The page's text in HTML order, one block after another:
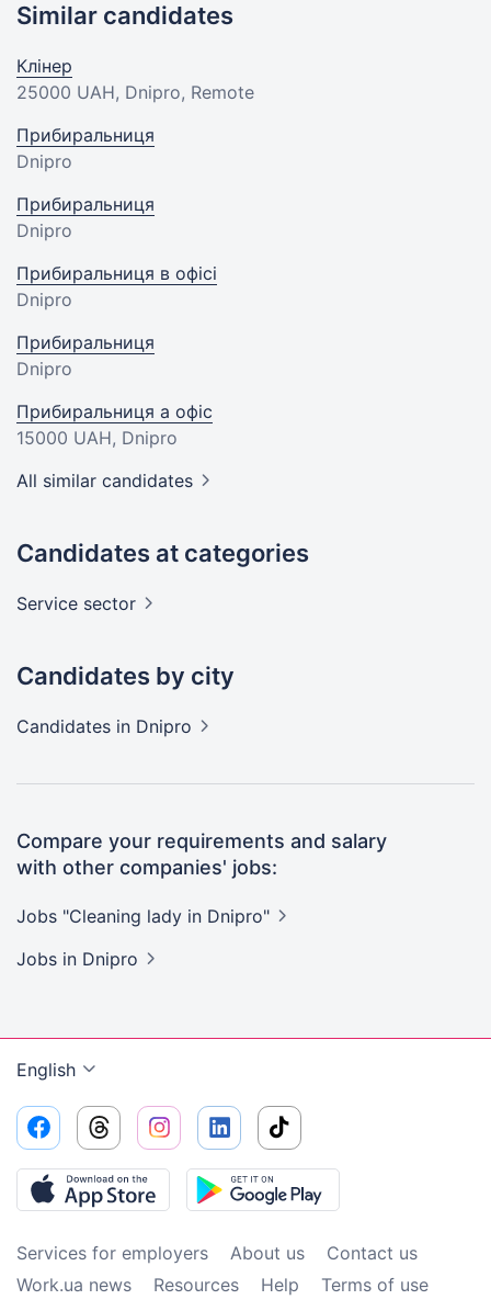
Similar candidates
Клінер
25000 UAH, Dnipro, Remote
Прибиральниця
Dnipro
Прибиральниця
Dnipro
Прибиральниця в офісі
Dnipro
Прибиральниця
Dnipro
Прибиральниця а офіс
15000 UAH, Dnipro
All similar candidates
Candidates at categories
Service sector
Candidates by city
Candidates in Dnipro
Compare your requirements and salary
with other companies' jobs:
Jobs "Cleaning lady in Dnipro"
Jobs in Dnipro
English
Services for employers About us
Contact us
Work.ua news
Resources Help Terms of use